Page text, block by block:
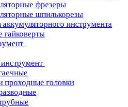
фрезеры
шпилькорезы
инструмента
гайковерты
проходные головки